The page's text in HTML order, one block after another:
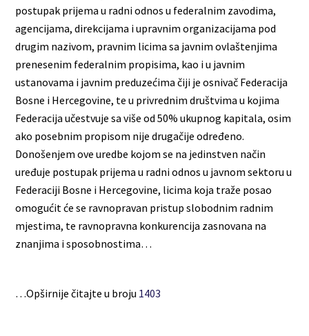
postupak prijema u radni odnos u federalnim zavodima,
agencijama, direkcijama i upravnim organizacijama pod
drugim nazivom, pravnim licima sa javnim ovlaštenjima
prenesenim federalnim propisima, kao i u javnim
ustanovama i javnim preduzećima čiji je osnivač Federacija
Bosne i Hercegovine, te u privrednim društvima u kojima
Federacija učestvuje sa više od 50% ukupnog kapitala, osim
ako posebnim propisom nije drugačije određeno.
Donošenjem ove uredbe kojom se na jedinstven način
uređuje postupak prijema u radni odnos u javnom sektoru u
Federaciji Bosne i Hercegovine, licima koja traže posao
omogućit će se ravnopravan pristup slobodnim radnim
mjestima, te ravnopravna konkurencija zasnovana na
znanjima i sposobnostima…
…Opširnije čitajte u broju 1403